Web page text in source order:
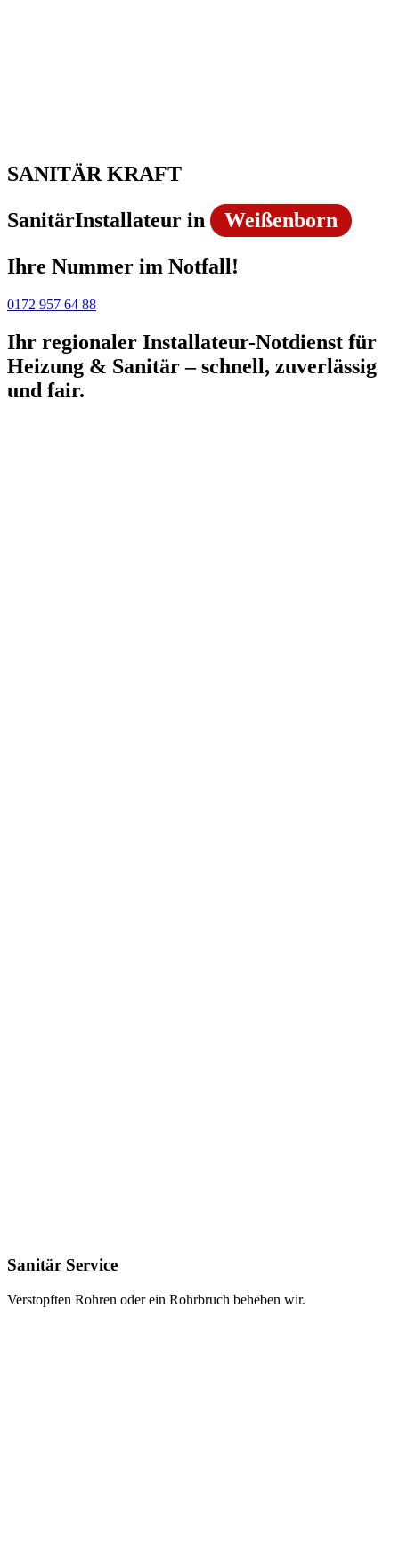
SANITÄR KRAFT
SanitärInstallateur in
Weißenborn
Ihre Nummer im Notfall!
0172 957 64 88
Ihr regionaler Installateur-Notdienst für
Heizung & Sanitär – schnell, zuverlässig
und fair.
Sanitär Service
Verstopften Rohren oder ein Rohrbruch beheben wir.